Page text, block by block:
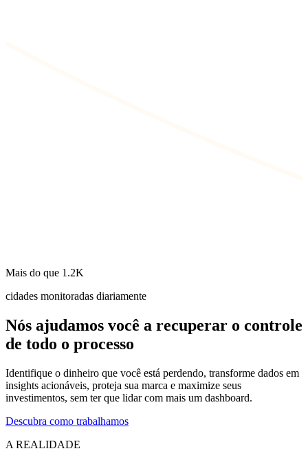
Mais do que 1.2K
cidades monitoradas diariamente
Nós ajudamos você a recuperar o controle
de todo o processo
Identifique o dinheiro que você está perdendo, transforme dados em
insights acionáveis, proteja sua marca e maximize seus
investimentos, sem ter que lidar com mais um dashboard.
Descubra como trabalhamos
A REALIDADE